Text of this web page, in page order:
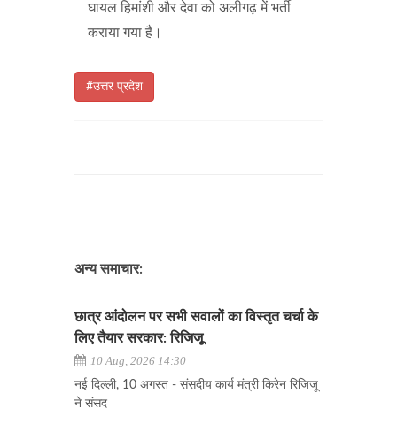
घायल हिमांशी और देवा को अलीगढ़ में भर्ती
कराया गया है।
#उत्तर प्रदेश
अन्य समाचार:
छात्र आंदोलन पर सभी सवालों का विस्तृत चर्चा के
लिए तैयार सरकार: रिजिजू
10 Aug, 2026 14:30
नई दिल्ली, 10 अगस्त - संसदीय कार्य मंत्री किरेन रिजिजू
ने संसद